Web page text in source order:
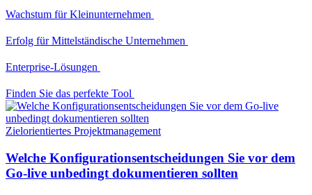
Wachstum für Kleinunternehmen
Erfolg für Mittelständische Unternehmen
Enterprise-Lösungen
Finden Sie das perfekte Tool
Zielorientiertes Projektmanagement
Welche Konfigurationsentscheidungen Sie vor dem
Go-live unbedingt dokumentieren sollten